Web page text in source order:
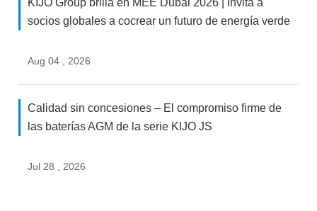
KIJO Group brilla en MEE Dubai 2026 | Invita a
socios globales a cocrear un futuro de energía verde
Aug 04 , 2026
Calidad sin concesiones – El compromiso firme de
las baterías AGM de la serie KIJO JS
Jul 28 , 2026